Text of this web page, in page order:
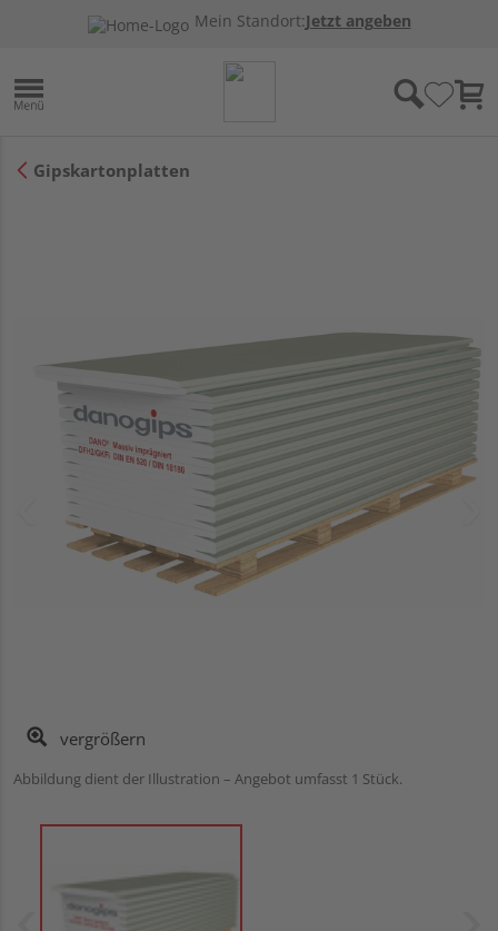
Mein Standort:Jetzt angeben
Gipskartonplatten
vergrößern
Abbildung dient der Illustration – Angebot umfasst 1 Stück.